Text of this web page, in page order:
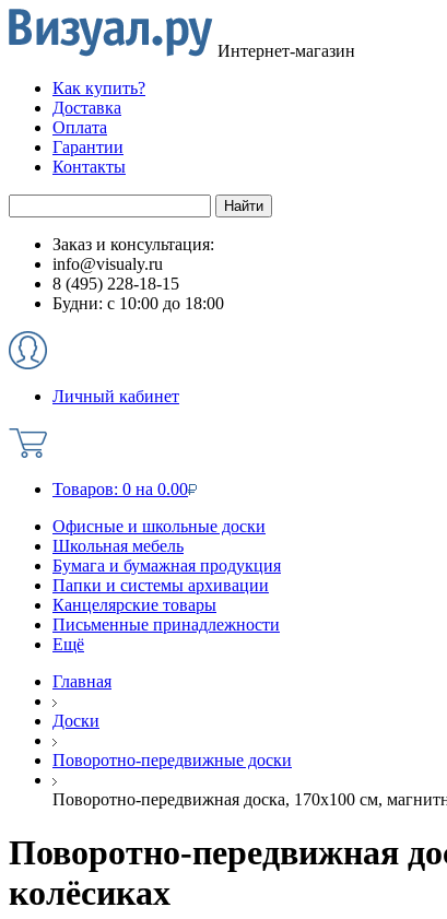
Интернет-магазин
Как купить?
Доставка
Оплата
Гарантии
Контакты
Заказ и консультация:
info@visualy.ru
8 (495) 228-18-15
Будни: с 10:00 до 18:00
Личный кабинет
Товаров: 0 на 0.00
Офисные и школьные доски
Школьная мебель
Бумага и бумажная продукция
Папки и системы архивации
Канцелярские товары
Письменные принадлежности
Ещё
Главная
Доски
Поворотно-передвижные доски
Поворотно-передвижная доска, 170х100 см,
Поворотно-передвижная
колёсиках